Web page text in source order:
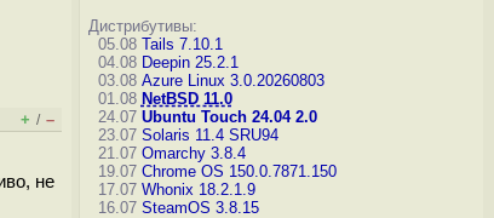
+ / –
не
Дистрибутивы:
05.08 Tails 7.10.1
04.08 Deepin 25.2.1
03.08 Azure Linux 3.0.20260803
01.08 NetBSD 11.0
24.07 Ubuntu Touch 24.04 2.0
23.07 Solaris 11.4 SRU94
21.07 Omarchy 3.8.4
19.07 Chrome OS 150.0.7871.150
17.07 Whonix 18.2.1.9
16.07 SteamOS 3.8.15